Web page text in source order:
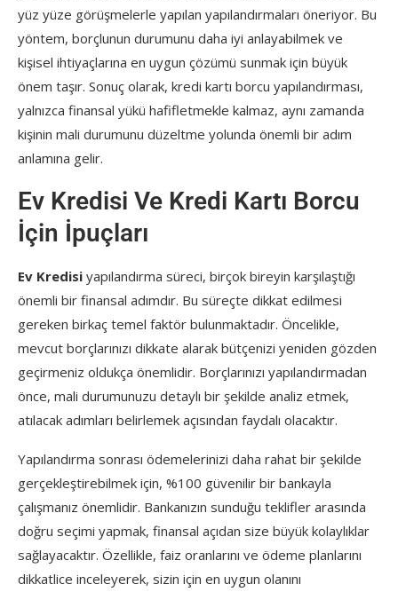
yüz yüze görüşmelerle yapılan yapılandırmaları öneriyor. Bu
yöntem, borçlunun durumunu daha iyi anlayabilmek ve
kişisel ihtiyaçlarına en uygun çözümü sunmak için büyük
önem taşır. Sonuç olarak, kredi kartı borcu yapılandırması,
yalnızca finansal yükü hafifletmekle kalmaz, aynı zamanda
kişinin mali durumunu düzeltme yolunda önemli bir adım
anlamına gelir.
Ev Kredisi Ve Kredi Kartı Borcu
İçin İpuçları
Ev Kredisi yapılandırma süreci, birçok bireyin karşılaştığı
önemli bir finansal adımdır. Bu süreçte dikkat edilmesi
gereken birkaç temel faktör bulunmaktadır. Öncelikle,
mevcut borçlarınızı dikkate alarak bütçenizi yeniden gözden
geçirmeniz oldukça önemlidir. Borçlarınızı yapılandırmadan
önce, mali durumunuzu detaylı bir şekilde analiz etmek,
atılacak adımları belirlemek açısından faydalı olacaktır.
Yapılandırma sonrası ödemelerinizi daha rahat bir şekilde
gerçekleştirebilmek için, %100 güvenilir bir bankayla
çalışmanız önemlidir. Bankanızın sunduğu teklifler arasında
doğru seçimi yapmak, finansal açıdan size büyük kolaylıklar
sağlayacaktır. Özellikle, faiz oranlarını ve ödeme planlarını
dikkatlice inceleyerek, sizin için en uygun olanını